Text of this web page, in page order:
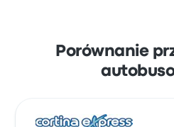
Porównanie